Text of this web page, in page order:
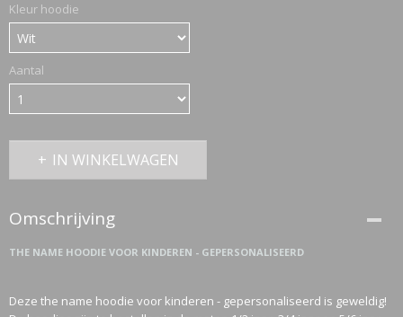
Kleur hoodie
Aantal
IN WINKELWAGEN
Omschrijving
THE NAME HOODIE VOOR KINDEREN - GEPERSONALISEERD
Deze the name hoodie voor kinderen - gepersonaliseerd is geweldig!